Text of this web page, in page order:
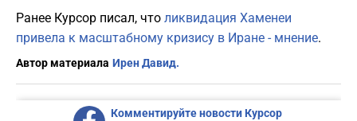
Ранее Курсор писал, что ликвидация Хаменеи
привела к масштабному кризису в Иране - мнение.
Автор материала Ирен Давид.
Комментируйте новости Курсор